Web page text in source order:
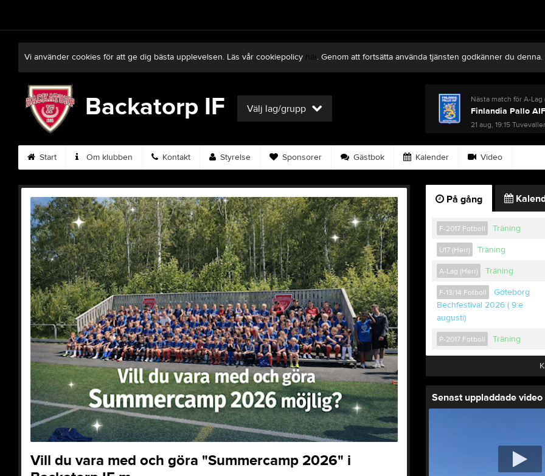
Vi använder cookies för att ge dig bästa upplevelsen. Läs vår cookiepolicy här. Genom att fortsätta använda tjänsten godkänner du denna.
Backatorp IF Välj lag/grupp
Nästa match för A-Lag
Finlandia Pallo AIF
21 aug, 19:15
Start Om klubben Kontakt Styrelse Sponsorer Gästbok Kalender Video
Vill du vara med och göra "Summercamp 2026" i
På gång
F-2017 Fotboll Träning
U17 (Herr) Träning
A-Lag (Herr) Träning
F-13/14 Fotboll
Göteborg
Bechfestival 2026 ( 9:e
augusti)
P-2017 Fotboll Träning
Senast uppladdade video